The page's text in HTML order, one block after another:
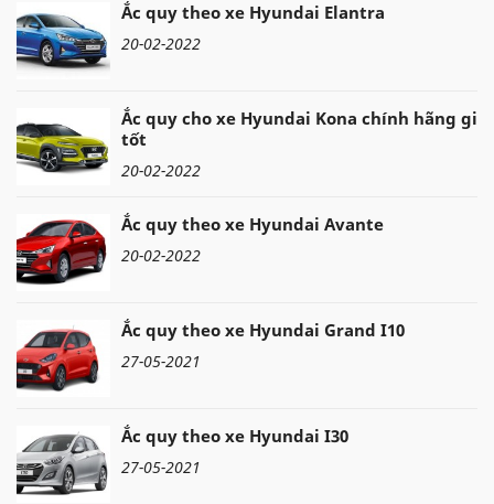
Ắc quy theo xe Hyundai Elantra
20-02-2022
Ắc quy cho xe Hyundai Kona chính hãng giá
tốt
20-02-2022
Ắc quy theo xe Hyundai Avante
20-02-2022
Ắc quy theo xe Hyundai Grand I10
27-05-2021
Ắc quy theo xe Hyundai I30
27-05-2021